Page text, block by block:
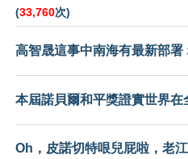
(33,760次)
高智晟這事中南海有最新部署
本屆諾貝爾和平獎證實世界在
Oh，皮諾切特哏兒屁啦，老江